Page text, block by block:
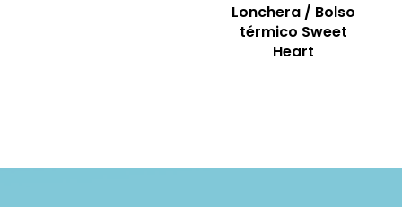
Lonchera / Bolso
térmico Sweet
Heart